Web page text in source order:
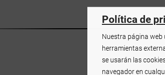
Política de
Nuestra página web
herramientas
se usarán las
navegador en